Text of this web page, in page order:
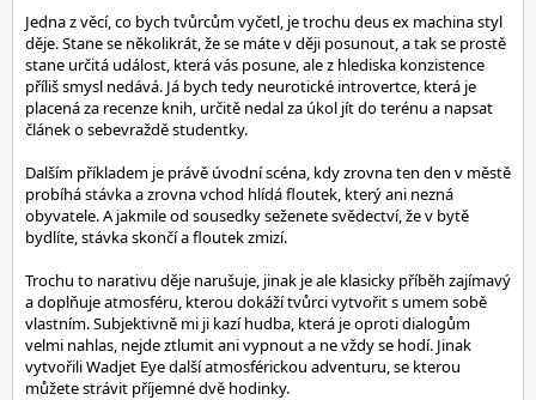
Jedna z věcí, co bych tvůrcům vyčetl, je trochu deus ex machina styl
děje. Stane se několikrát, že se máte v ději posunout, a tak se prostě
stane určitá událost, která vás posune, ale z hlediska konzistence
příliš smysl nedává. Já bych tedy neurotické introvertce, která je
placená za recenze knih, určitě nedal za úkol jít do terénu a napsat
článek o sebevraždě studentky.
Dalším příkladem je právě úvodní scéna, kdy zrovna ten den v městě
probíhá stávka a zrovna vchod hlídá floutek, který ani nezná
obyvatele. A jakmile od sousedky seženete svědectví, že v bytě
bydlíte, stávka skončí a floutek zmizí.
Trochu to narativu děje narušuje, jinak je ale klasicky příběh zajímavý
a doplňuje atmosféru, kterou dokáží tvůrci vytvořit s umem sobě
vlastním. Subjektivně mi ji kazí hudba, která je oproti dialogům
velmi nahlas, nejde ztlumit ani vypnout a ne vždy se hodí. Jinak
vytvořili Wadjet Eye další atmosférickou adventuru, se kterou
můžete strávit příjemné dvě hodinky.